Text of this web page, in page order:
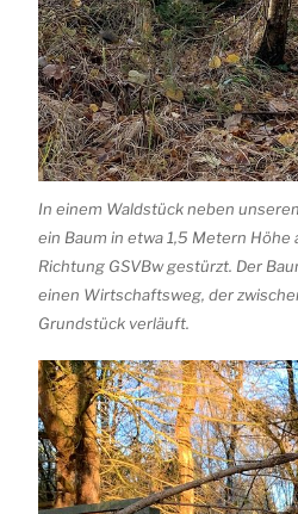
In einem Waldstück neben
ein Baum in etwa 1,5 Metern Höhe
Richtung GSVBw gestürzt. Der
einen Wirtschaftsweg, der
Grundstück verläuft.